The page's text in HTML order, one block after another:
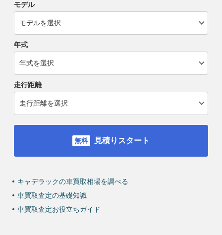
モデル
年式
走行距離
見積りスタート
キャデラックの車買取相場を調べる
車買取査定の基礎知識
車買取査定お役立ちガイド